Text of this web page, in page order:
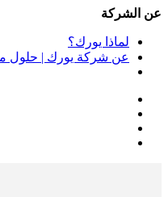
عن الشركة
لماذا يورك؟
عن شركة يورك | حلول